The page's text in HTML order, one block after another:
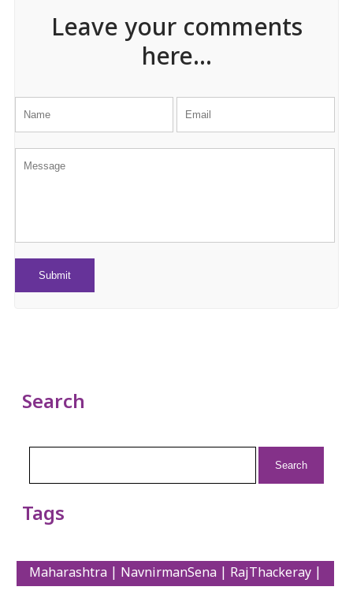
Leave your comments
here...
Search
Tags
Maharashtra | NavnirmanSena | RajThackeray |